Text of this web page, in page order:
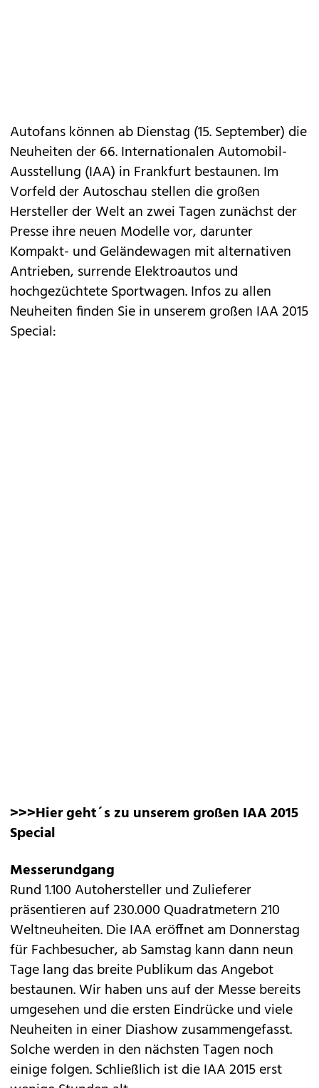
Autofans können ab Dienstag (15. September) die
Neuheiten der 66. Internationalen Automobil-
Ausstellung (IAA) in Frankfurt bestaunen. Im
Vorfeld der Autoschau stellen die großen
Hersteller der Welt an zwei Tagen zunächst der
Presse ihre neuen Modelle vor, darunter
Kompakt- und Geländewagen mit alternativen
Antrieben, surrende Elektroautos und
hochgezüchtete Sportwagen. Infos zu allen
Neuheiten finden Sie in unserem großen IAA 2015
Special:
>>>Hier geht´s zu unserem großen IAA 2015
Special
Messerundgang
Rund 1.100 Autohersteller und Zulieferer
präsentieren auf 230.000 Quadratmetern 210
Weltneuheiten. Die IAA eröffnet am Donnerstag
für Fachbesucher, ab Samstag kann dann neun
Tage lang das breite Publikum das Angebot
bestaunen. Wir haben uns auf der Messe bereits
umgesehen und die ersten Eindrücke und viele
Neuheiten in einer Diashow zusammengefasst.
Solche werden in den nächsten Tagen noch
einige folgen. Schließlich ist die IAA 2015 erst